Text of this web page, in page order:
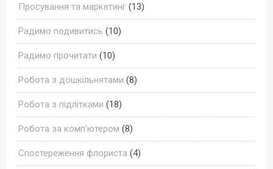
Просування та маркетинг (13)
Радимо подивитись (10)
Радимо прочитати (10)
Робота з дошкільнятами (8)
Робота з підлітками (18)
Робота за комп'ютером (8)
Спостереження флориста (4)